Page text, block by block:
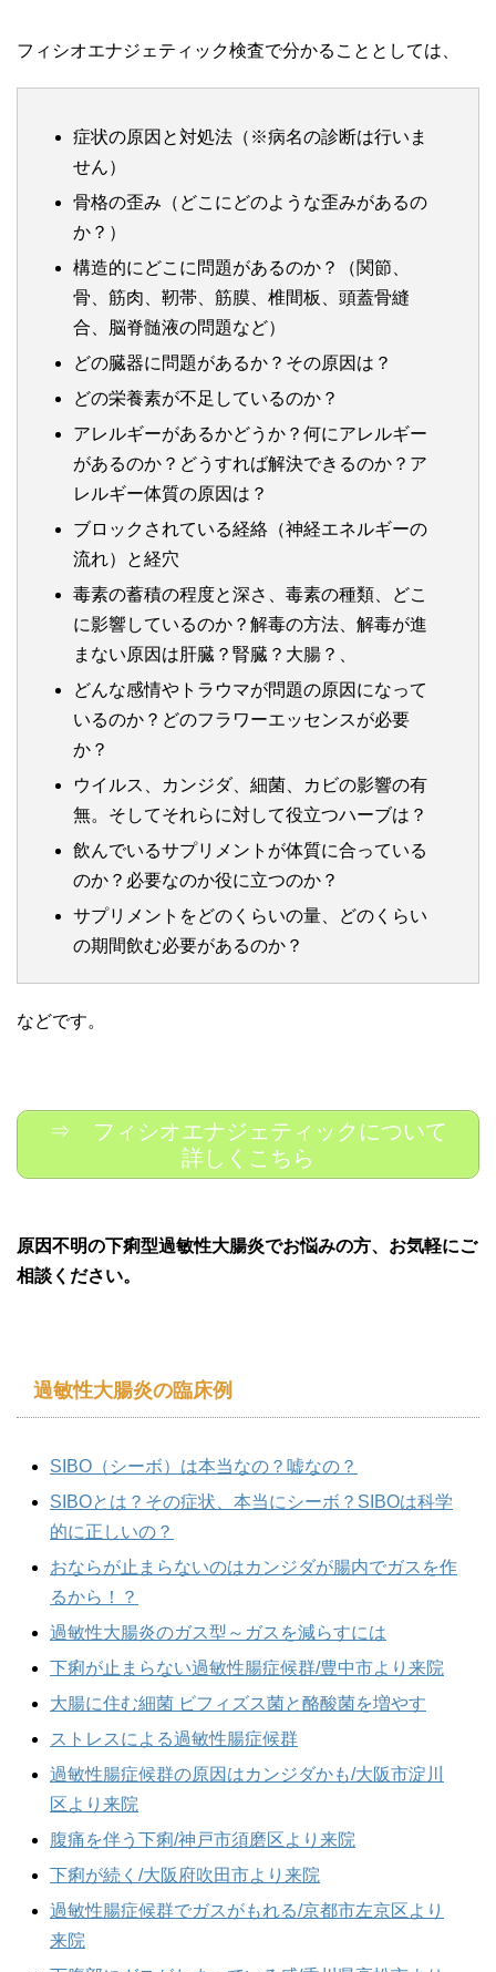
フィシオエナジェティック検査で分かることとしては、
症状の原因と対処法（※病名の診断は行いま
せん）
骨格の歪み（どこにどのような歪みがあるの
か？）
構造的にどこに問題があるのか？（関節、
骨、筋肉、靭帯、筋膜、椎間板、頭蓋骨縫
合、脳脊髄液の問題など）
どの臓器に問題があるか？その原因は？
どの栄養素が不足しているのか？
アレルギーがあるかどうか？何にアレルギー
があるのか？どうすれば解決できるのか？ア
レルギー体質の原因は？
ブロックされている経絡（神経エネルギーの
流れ）と経穴
毒素の蓄積の程度と深さ、毒素の種類、どこ
に影響しているのか？解毒の方法、解毒が進
まない原因は肝臓？腎臓？大腸？、
どんな感情やトラウマが問題の原因になって
いるのか？どのフラワーエッセンスが必要
か？
ウイルス、カンジダ、細菌、カビの影響の有
無。そしてそれらに対して役立つハーブは？
飲んでいるサプリメントが体質に合っている
のか？必要なのか役に立つのか？
サプリメントをどのくらいの量、どのくらい
の期間飲む必要があるのか？
などです。
⇒ フィシオエナジェティックについて
詳しくこちら
原因不明の下痢型過敏性大腸炎でお悩みの方、お気軽にご
相談ください。
過敏性大腸炎の臨床例
SIBO（シーボ）は本当なの？嘘なの？
SIBOとは？その症状、本当にシーボ？SIBOは科学
的に正しいの？
おならが止まらないのはカンジダが腸内でガスを作
るから！？
過敏性大腸炎のガス型～ガスを減らすには
下痢が止まらない過敏性腸症候群/豊中市より来院
大腸に住む細菌 ビフィズス菌と酪酸菌を増やす
ストレスによる過敏性腸症候群
過敏性腸症候群の原因はカンジダかも/大阪市淀川
区より来院
腹痛を伴う下痢/神戸市須磨区より来院
下痢が続く/大阪府吹田市より来院
過敏性腸症候群でガスがもれる/京都市左京区より
来院